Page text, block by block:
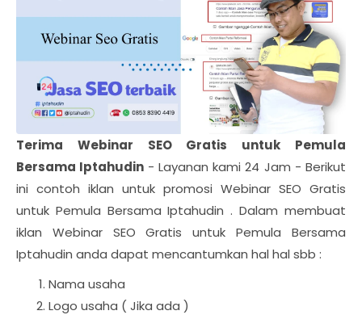
Terima Webinar SEO Gratis untuk Pemula
Bersama Iptahudin - Layanan kami 24 Jam - Berikut
ini contoh iklan untuk promosi Webinar SEO Gratis
untuk Pemula Bersama Iptahudin . Dalam membuat
iklan Webinar SEO Gratis untuk Pemula Bersama
Iptahudin anda dapat mencantumkan hal hal sbb :
Nama usaha
Logo usaha ( Jika ada )